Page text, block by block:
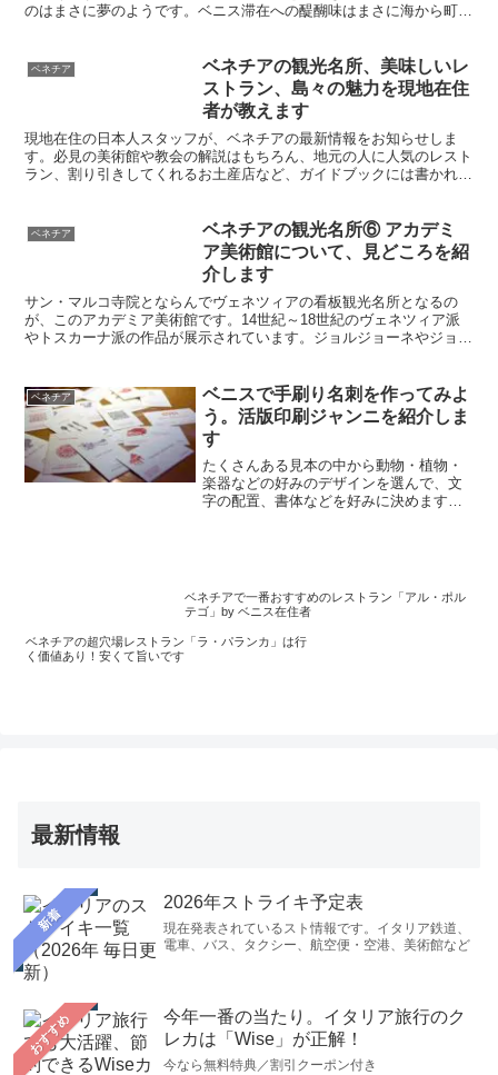
のはまさに夢のようです。ベニス滞在への醍醐味はまさに海から町に
ベネチア
ベネチアの観光名所、美味しいレ
ストラン、島々の魅力を現地在住
者が教えます
現地在住の日本人スタッフが、ベネチアの最新情報をお知らせしま
す。必見の美術館や教会の解説はもちろん、地元の人に人気のレスト
ラン、割り引きしてくれるお土産店など、ガイドブックには書かれて
ベネチア
ベネチアの観光名所⑥ アカデミ
ア美術館について、見どころを紹
介します
サン・マルコ寺院とならんでヴェネツィアの看板観光名所となるの
が、このアカデミア美術館です。14世紀～18世紀のヴェネツィア派
やトスカーナ派の作品が展示されています。ジョルジョーネやジョヴ
ベネチア
ベニスで手刷り名刺を作ってみよ
う。活版印刷ジャンニを紹介しま
す
たくさんある見本の中から動物・植物・
楽器などの好みのデザインを選んで、文
字の配置、書体などを好みに決めます。
ゼントにも。ベニス在住の日本人スタッ
フのサポートも承ります。
ベネチアで一番おすすめのレストラン「アル・ポル
テゴ」by ベニス在住者
ベネチアの超穴場レストラン「ラ・パランカ」は行
く価値あり！安くて旨いです
最新情報
新着
2026年ストライキ予定表
現在発表されているスト情報です。イタリア鉄道、
電車、バス、タクシー、航空便・空港、美術館など
おすすめ
今年一番の当たり。イタリア旅行のク
レカは「Wise」が正解！
今なら無料特典／割引クーポン付き